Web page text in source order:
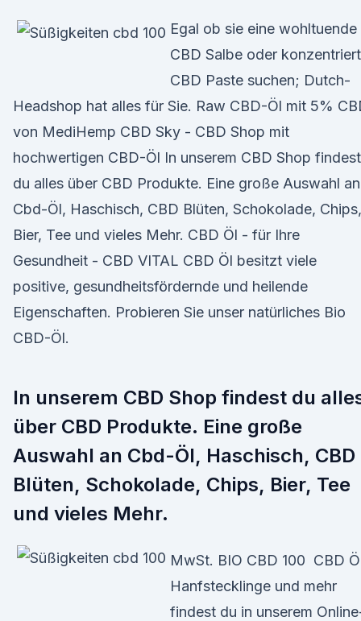
Egal ob sie eine wohltuende
CBD Salbe oder
CBD Paste suchen; Dutch-
Headshop hat alles für Sie. Raw CBD-Öl mit 5%
von MediHemp CBD Sky - CBD Shop mit
hochwertigen CBD-Öl In unserem CBD Shop findest
du alles über CBD Produkte. Eine große Auswahl an
Cbd-Öl, Haschisch, CBD Blüten, Schokolade, Chips,
Bier, Tee und vieles Mehr. CBD Öl - für Ihre
Gesundheit - CBD VITAL CBD Öl besitzt viele
positive, gesundheitsfördernde und heilende
Eigenschaften. Probieren Sie unser natürliches Bio
CBD-Öl.
In unserem CBD Shop findest du
über CBD Produkte. Eine große
Auswahl an Cbd-Öl, Haschisch, CBD
Blüten, Schokolade, Chips, Bier, Tee
und vieles Mehr.
MwSt. BIO CBD 100 CBD
Hanfstecklinge und mehr
findest du in unserem